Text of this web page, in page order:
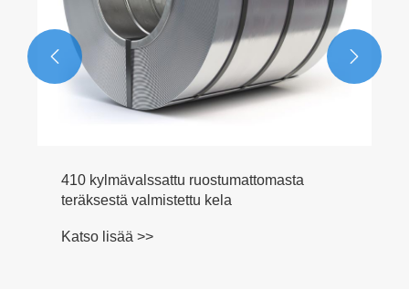
410 kylmävalssattu ruostumattomasta
teräksestä valmistettu kela
Katso lisää >>
 